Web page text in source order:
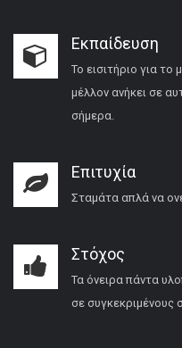
Εκπαίδευση
Το εισιτήριο για το
μέλλον ανήκει σε
σήμερα.
Επιτυχία
Σταμάτα απλά να
Στόχος
Τα όνειρα πάντα
σε συγκεκριμένους